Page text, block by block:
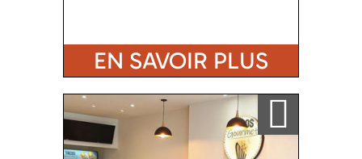
EN SAVOIR PLUS
Ajouter a ma sélection